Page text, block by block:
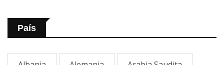
País